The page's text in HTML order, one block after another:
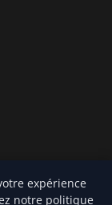
expérience
notre politique